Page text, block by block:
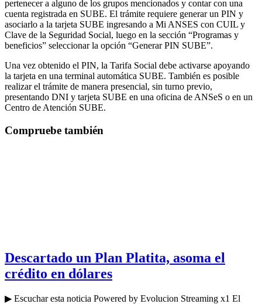
pertenecer a alguno de los grupos mencionados y contar con una
cuenta registrada en SUBE. El trámite requiere generar un PIN y
asociarlo a la tarjeta SUBE ingresando a Mi ANSES con CUIL y
Clave de la Seguridad Social, luego en la sección “Programas y
beneficios” seleccionar la opción “Generar PIN SUBE”.
Una vez obtenido el PIN, la Tarifa Social debe activarse apoyando
la tarjeta en una terminal automática SUBE. También es posible
realizar el trámite de manera presencial, sin turno previo,
presentando DNI y tarjeta SUBE en una oficina de ANSeS o en un
Centro de Atención SUBE.
Compruebe también
Descartado un Plan Platita, asoma el
crédito en dólares
▶ Escuchar esta noticia Powered by Evolucion Streaming x1 El